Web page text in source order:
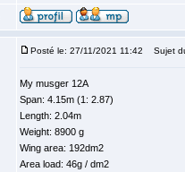
Posté le: 27/11/2021 11:42 Sujet
My musger 12A
Span: 4.15m (1: 2.87)
Length: 2.04m
Weight: 8900 g
Wing area: 192dm2
Area load: 46g / dm2